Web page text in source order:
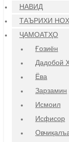
НАВИД
ТАЪРИХИ
ҶАМОАТҲО
Ғозиён
Дадобой
Ёва
Зарзамин
Исмоил
Исфисор